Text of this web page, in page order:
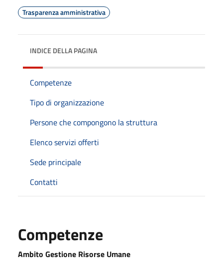
Trasparenza amministrativa
INDICE DELLA PAGINA
Competenze
Tipo di organizzazione
Persone che compongono la struttura
Elenco servizi offerti
Sede principale
Contatti
Competenze
Ambito Gestione Risorse Umane